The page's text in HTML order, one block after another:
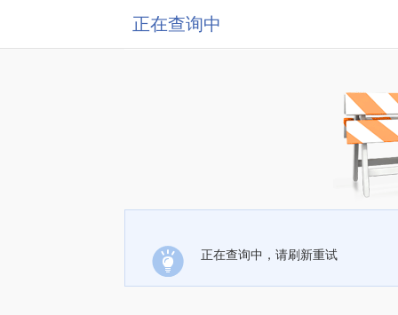
正在查询中
正在查询中，请刷新重试